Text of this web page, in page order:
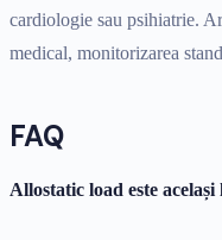
cardiologie sau psihiatrie.
medical, monitorizarea
FAQ
Allostatic load este